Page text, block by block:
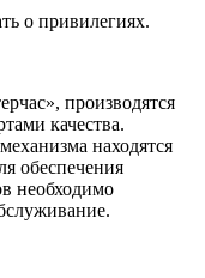
о привилегиях.
производятся
качества.
находятся
обеспечения
необходимо